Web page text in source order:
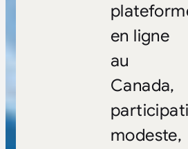
en ligne
au
Canada,
modeste,